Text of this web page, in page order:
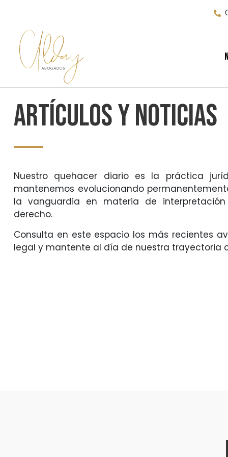
Artículos y Noticias
Nuestro quehacer diario es la práctica
mantenemos evolucionando
la vanguardia en materia de
derecho.
Consulta en este espacio los más recientes
legal y mantente al día de nuestra trayectoria